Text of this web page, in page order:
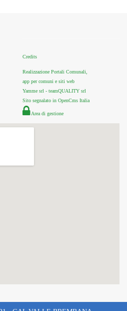
Credits
Realizzazione Portali Comunali,
app per comuni e siti web
Yamme srl - teamQUALITY srl
Sito segnalato in OpenCms Italia
Area di gestione